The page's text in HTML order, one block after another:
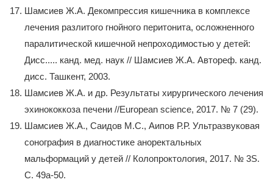
Шамсиев Ж.А. Декомпрессия кишечника в комплексе
лечения разлитого гнойного перитонита, осложненного
паралитической кишечной непроходимостью у детей:
Дисс..... канд. мед. наук // Шамсиев Ж.А. Автореф. канд.
дисс. Ташкент, 2003.
Шамсиев Ж.А. и др. Результаты хирургического лечения
эхинококкоза печени //European science, 2017. № 7 (29).
Шамсиев Ж.А., Саидов М.С., Аипов Р.Р. Ультразвуковая
сонография в диагностике аноректальных
мальформаций у детей // Колопроктология, 2017. № 3S.
С. 49a-50.